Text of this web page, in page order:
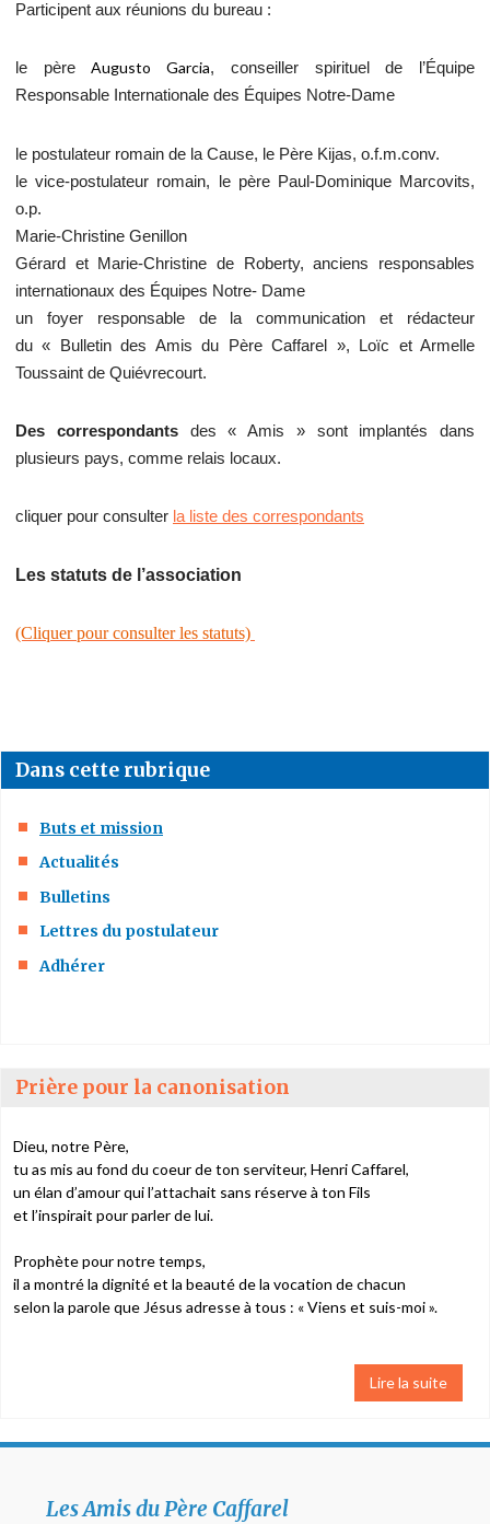
Participent aux réunions du bureau :
le pèreAugusto Garcia, conseiller spirituel de l’Équipe
Responsable Internationale des Équipes Notre-Dame
le postulateur romain de la Cause, le Père Kijas, o.f.m.conv.
le vice-postulateur romain, le père Paul-Dominique Marcovits,
o.p.
Marie-Christine Genillon
Gérard et Marie-Christine de Roberty, anciens responsables
internationaux des Équipes Notre- Dame
un foyer responsable de la communication et rédacteur
du« Bulletin des Amis du Père Caffarel », Loïc et Armelle
Toussaint de Quiévrecourt.
Des correspondants des « Amis » sont implantés dans
plusieurs pays, comme relais locaux.
cliquer pour consulter la liste des correspondants
Les statuts de l’association
(Cliquer pour consulter les statuts)
Dans cette rubrique
Buts et mission
Actualités
Bulletins
Lettres du postulateur
Adhérer
Prière pour la canonisation
Dieu, notre Père,
tu as mis au fond du coeur de ton serviteur, Henri Caffarel,
un élan d’amour qui l’attachait sans réserve à ton Fils
et l’inspirait pour parler de lui.
Prophète pour notre temps,
il a montré la dignité et la beauté de la vocation de chacun
selon la parole que Jésus adresse à tous : « Viens et suis-moi ».
Lire la suite
Les Amis du Père Caffarel